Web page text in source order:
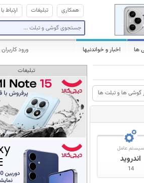
ارتباط تبلیغات همکاری
ها اخبار و خواندنیها ورود کاربران
گوشی ها و تبلت ها
سیستم عامل
اندروید
14
تبلیغات